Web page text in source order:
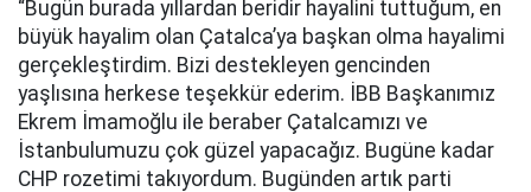
“Bugün burada yıllardan beridir hayalini tuttuğum, en
büyük hayalim olan Çatalca’ya başkan olma hayalimi
gerçekleştirdim. Bizi destekleyen gencinden
yaşlısına herkese teşekkür ederim. İBB Başkanımız
Ekrem İmamoğlu ile beraber Çatalcamızı ve
İstanbulumuzu çok güzel yapacağız. Bugüne kadar
CHP rozetimi takıyordum. Bugünden artık parti